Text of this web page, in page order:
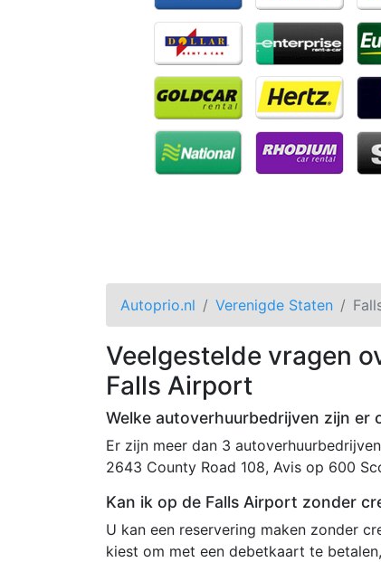
Autoprio.nl Verenigde Staten
Veelgestelde vragen
Falls Airport
Welke autoverhuurbedrijven zijn er
Er zijn meer dan 3
2643 County Road 108, Avis op 600
Kan ik op de Falls Airport zonder
U kan een reservering maken zonder
kiest om met een debetkaart te